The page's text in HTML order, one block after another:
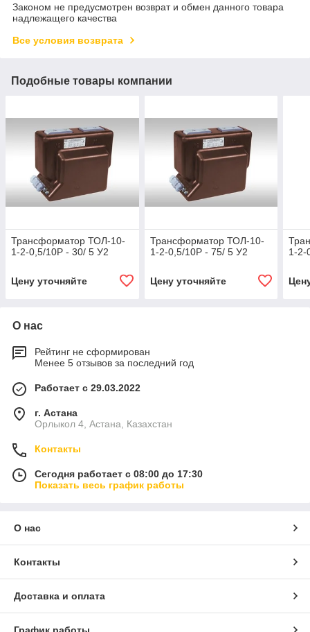
Законом не предусмотрен возврат и обмен данного товара
надлежащего качества
Все условия возврата
Подобные товары компании
Трансформатор ТОЛ-10-
1-2-0,5/10Р - 30/ 5 У2
Цену уточняйте
Трансформатор ТОЛ-10-
1-2-0,5/10Р - 75/ 5 У2
Цену уточняйте
1-2-
О нас
Рейтинг не сформирован
Менее 5 отзывов за последний год
Работает с 29.03.2022
г. Астана
Орлыкол 4, Астана, Казахстан
Контакты
Сегодня работает с 08:00 до 17:30
Показать весь график работы
О нас
Контакты
Доставка и оплата